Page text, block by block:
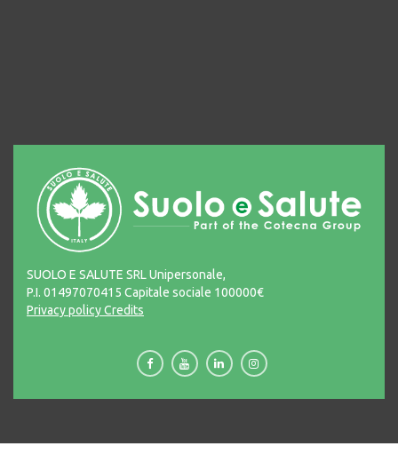
SUOLO E SALUTE SRL Unipersonale,
P.I. 01497070415 Capitale sociale 100000€
Privacy policyCredits